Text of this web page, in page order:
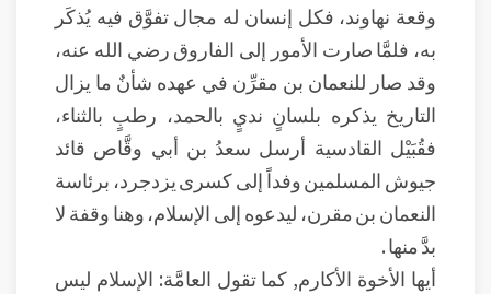
وقعة نهاوند، فكل إنسان له مجال تفوَّق فيه يُذكَر
به، فلمَّا صارت الأمور إلى الفاروق رضي الله عنه،
وقد صار للنعمان بن مقرِّن في عهده شأنٌ ما يزال
التاريخ يذكره بلسانٍ نديٍ بالحمد، رطبٍ بالثناء،
فقُبَيْل القادسية أرسل سعدُ بن أبي وقَّاص قائد
جيوش المسلمين وفداً إلى كسرى يزدجرد، برئاسة
النعمان بن مقرن، ليدعوه إلى الإسلام، وهنا وقفة لا
بدَّ منها .
أيها الأخوة الأكارم, كما تقول العامَّة: الإسلام ليس